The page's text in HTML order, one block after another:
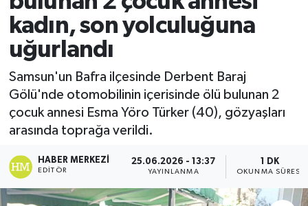
kadın, son yolculuğuna
uğurlandı
Samsun'un Bafra ilçesinde Derbent Baraj
Gölü'nde otomobilinin içerisinde ölü bulunan 2
çocuk annesi Esma Yöro Türker (40), gözyaşları
arasında toprağa verildi.
HABER MERKEZI
EDITÖR
25.06.2026 - 13:37
YAYINLANMA
1 DK
OKUNMA SÜRESI
Ekonomi
Sağlık
Tokat Haber